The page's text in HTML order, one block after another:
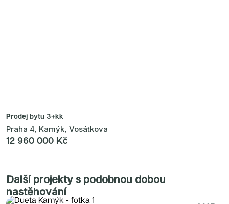
Prodej bytu 3+kk
Praha 4, Kamýk, Vosátkova
12 960 000 Kč
Další projekty s podobnou dobou
nastěhování